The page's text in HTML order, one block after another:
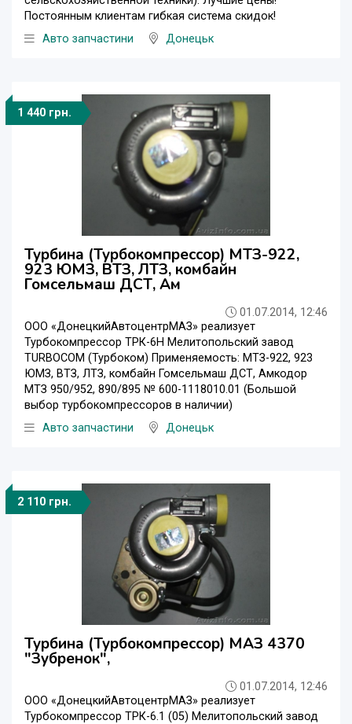
Постоянным клиентам гибкая система скидок!
Авто запчастини
Донецьк
1 440 грн.
Турбина (Турбокомпрессор) МТЗ-922,
923 ЮМЗ, ВТЗ, ЛТЗ, комбайн
Гомсельмаш ДСТ, Ам
01.07.2014, 12:46
ООО «ДонецкийАвтоцентрМАЗ» реализует
Турбокомпрессор ТРК-6Н Мелитопольский завод
TURBOCOM (Турбоком) Применяемость: МТЗ-922, 923
ЮМЗ, ВТЗ, ЛТЗ, комбайн Гомсельмаш ДСТ, Амкодор
МТЗ 950/952, 890/895 № 600-1118010.01 (Большой
выбор турбокомпрессоров в наличии)
Авто запчастини
Донецьк
2 110 грн.
Турбина (Турбокомпрессор) МАЗ 4370
"Зубренок",
01.07.2014, 12:46
ООО «ДонецкийАвтоцентрМАЗ» реализует
Турбокомпрессор ТРК-6.1 (05) Мелитопольский завод